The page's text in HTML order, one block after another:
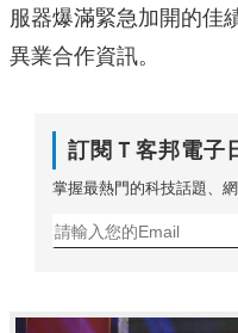
服器爆滿緊急加開的佳
異業合作資訊。
訂閱Ｔ客邦電子
掌握最熱門的科技話題、